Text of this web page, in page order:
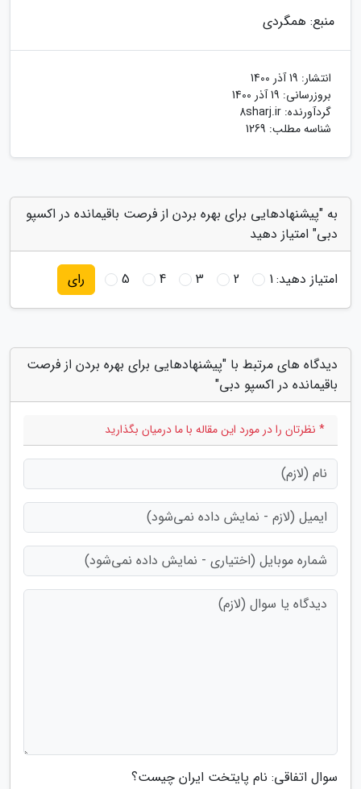
منبع: همگردی
انتشار: 19 آذر 1400
بروزرسانی: 19 آذر 1400
گردآورنده: 8sharj.ir
شناسه مطلب: 1269
به "پیشنهادهایی برای بهره بردن از فرصت باقیمانده در اکسپو
دبی" امتیاز دهید
امتیاز دهید:1
2
3
4
5 رای
دیدگاه های مرتبط با "پیشنهادهایی برای بهره بردن از فرصت
باقیمانده در اکسپو دبی"
* نظرتان را در مورد این مقاله با ما درمیان بگذارید
سوال اتفاقی: نام پایتخت ایران چیست؟